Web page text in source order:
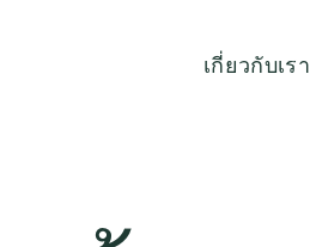
เกี่ยวกับเรา